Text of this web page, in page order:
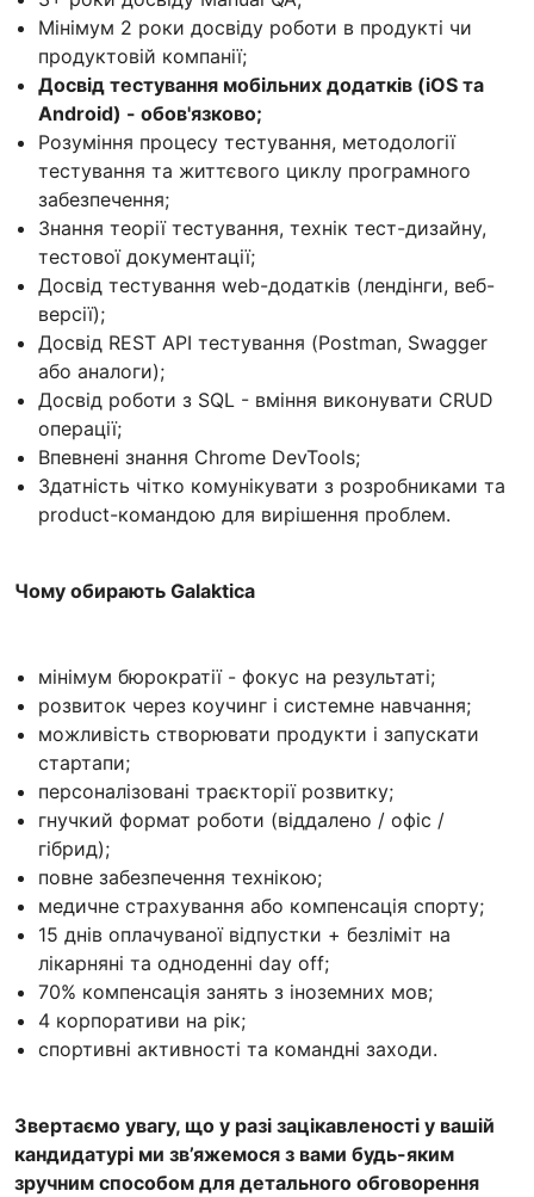
Мінімум 2 роки досвіду роботи в продукті чи
продуктовій компанії;
Досвід тестування мобільних додатків (iOS та
Android) - обов'язково;
Розуміння процесу тестування, методології
тестування та життєвого циклу програмного
забезпечення;
Знання теорії тестування, технік тест-дизайну,
тестової документації;
Досвід тестування web-додатків (лендінги, веб-
версії);
Досвід REST API тестування (Postman, Swagger
або аналоги);
Досвід роботи з SQL - вміння виконувати CRUD
операції;
Впевнені знання Chrome DevTools;
Здатність чітко комунікувати з розробниками та
product-командою для вирішення проблем.
Чому обирають Galaktica
мінімум бюрократії - фокус на результаті;
розвиток через коучинг і системне навчання;
можливість створювати продукти і запускати
стартапи;
персоналізовані траєкторії розвитку;
гнучкий формат роботи (віддалено / офіс /
гібрид);
повне забезпечення технікою;
медичне страхування або компенсація спорту;
15 днів оплачуваної відпустки + безліміт на
лікарняні та одноденні day off;
70% компенсація занять з іноземних мов;
4 корпоративи на рік;
спортивні активності та командні заходи.
Звертаємо увагу, що у разі зацікавленості у вашій
кандидатурі ми зв’яжемося з вами будь-яким
зручним способом для детального обговорення